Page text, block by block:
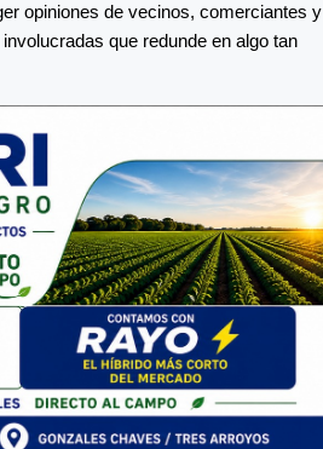
opiniones de vecinos, comerciantes y
que redunde en algo tan